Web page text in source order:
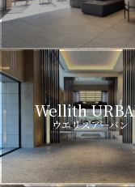
Wellith
ウエリスアーバン